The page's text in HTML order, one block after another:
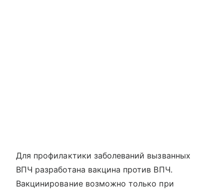
Для профилактики заболеваний вызванных
ВПЧ разработана вакцина против ВПЧ.
Вакцинирование возможно только при